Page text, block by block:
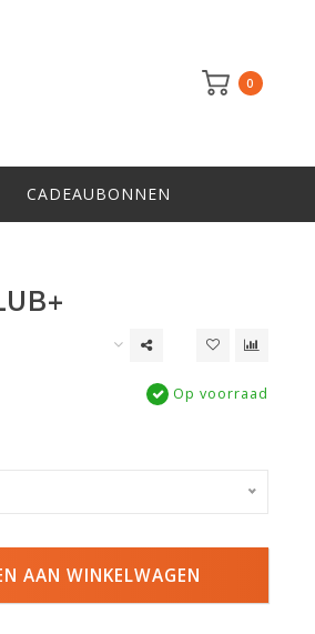
0
CADEAUBONNEN
Op voorraad
AAN WINKELWAGEN